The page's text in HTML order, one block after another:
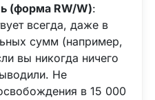
(форма RW/W):
всегда, даже в
сумм (например,
вы никогда ничего
Не
в 15 000